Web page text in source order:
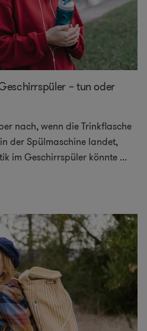
– tun oder
nach, wenn die Trinkflasche
der Spülmaschine landet,
im Geschirrspüler könnte ...